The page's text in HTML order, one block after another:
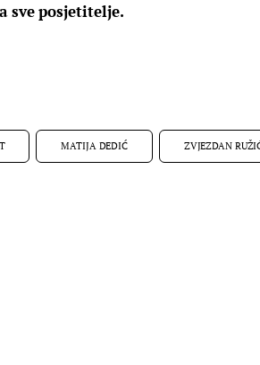
sve posjetitelje.
MATIJA DEDIĆ ZVJEZDAN